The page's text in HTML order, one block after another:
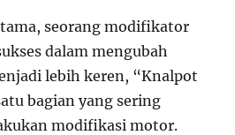
seorang modifikator
dalam mengubah
lebih keren, “Knalpot
bagian yang sering
modifikasi motor.